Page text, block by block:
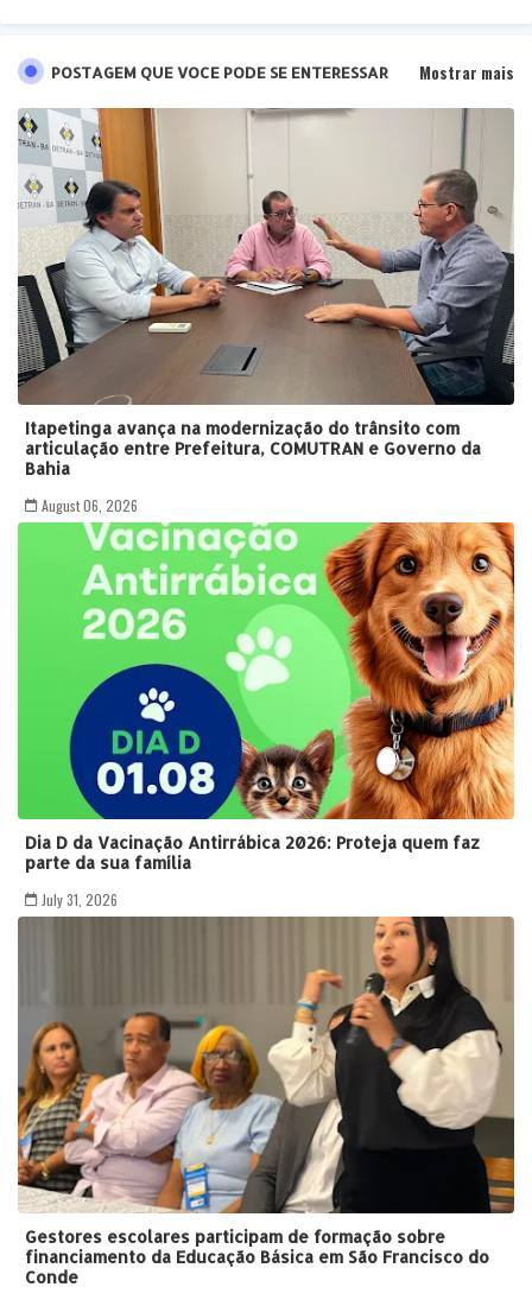
POSTAGEM QUE VOCE PODE SE ENTERESSAR Mostrar mais
Itapetinga avança na modernização do trânsito com
articulação entre Prefeitura, COMUTRAN e Governo da
Bahia
August 06, 2026
Dia D da Vacinação Antirrábica 2026: Proteja quem faz
parte da sua família
July 31, 2026
Gestores escolares participam de formação sobre
financiamento da Educação Básica em São Francisco do
Conde